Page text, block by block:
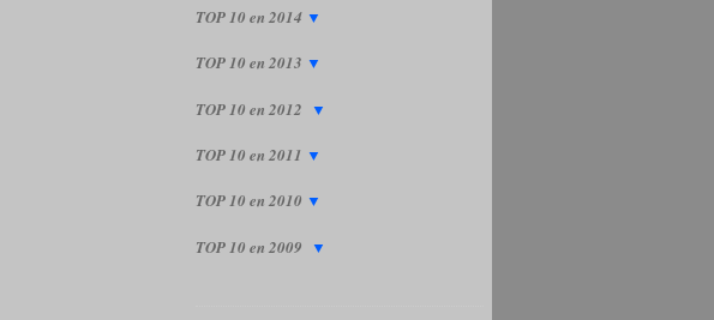
TOP 10 en 2014 ▼
TOP 10 en 2013 ▼
TOP 10 en 2012 ▼
TOP 10 en 2011 ▼
TOP 10 en 2010 ▼
TOP 10 en 2009 ▼